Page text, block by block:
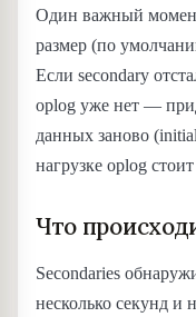
Один важный
размер (по
Если secondary
oplog уже нет —
данных заново
нагрузке oplog
Что
Secondaries
несколько секунд и